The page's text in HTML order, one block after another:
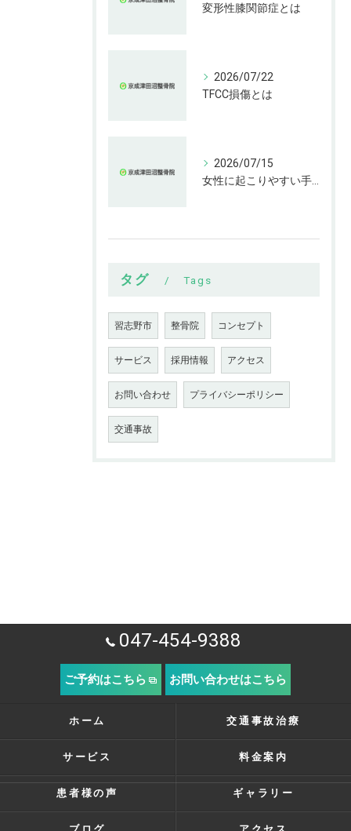
変形性膝関節症とは
2026/07/22
TFCC損傷とは
2026/07/15
タグ Tags
習志野市 整骨院 コンセプト
サービス 採用情報 アクセス
お問い合わせ プライバシーポリシー
交通事故
047-454-9388
ご予約はこちら お問い合わせはこちら
ホーム 交通事故治療
サービス 料金案内
患者様の声 ギャラリー